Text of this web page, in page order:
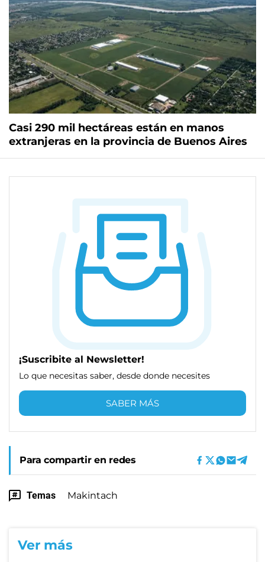
Casi 290 mil hectáreas están en manos
extranjeras en la provincia de Buenos Aires
¡Suscribite al Newsletter!
Lo que necesitas saber, desde donde necesites
SABER MÁS
Para compartir en redes
Temas Makintach
Ver más